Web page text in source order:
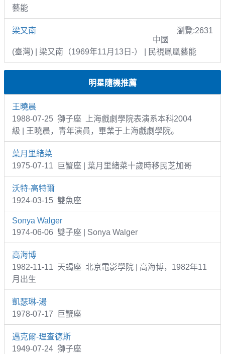
藝能
梁又南
瀏覽:2631
中國
(臺灣) | 梁又南（1969年11月13日-） | 民視鳳凰藝能
明星隨機推薦
王曉晨
1988-07-25 獅子座 上海戲劇學院表演系本科2004
級 | 王曉晨，青年演員，畢業于上海戲劇學院。
葉月里緒菜
1975-07-11 巨蟹座 | 葉月里緒菜十歲時移民芝加哥
沃特-高特爾
1924-03-15 雙魚座
Sonya Walger
1974-06-06 雙子座 | Sonya Walger
高海博
1982-11-11 天蝎座 北京電影學院 | 高海博，1982年11
月出生
凱瑟琳-湯
1978-07-17 巨蟹座
邁克爾-理查德斯
1949-07-24 獅子座